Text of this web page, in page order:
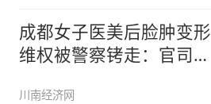
成都女子医美后脸肿变形
维权被警察铐走：官司我
川南经济网